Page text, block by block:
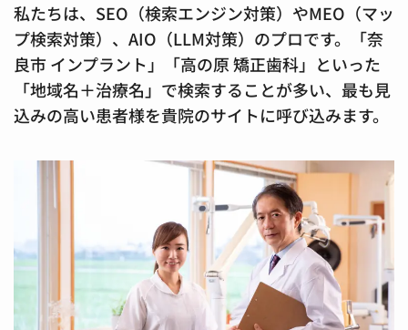
私たちは、SEO（検索エンジン対策）やMEO（マッ
プ検索対策）、AIO（LLM対策）のプロです。「奈
良市 インプラント」「高の原 矯正歯科」といった
「地域名＋治療名」で検索することが多い、最も見
込みの高い患者様を貴院のサイトに呼び込みます。